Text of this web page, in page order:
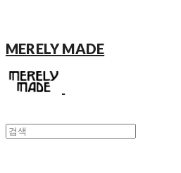
MERELY MADE